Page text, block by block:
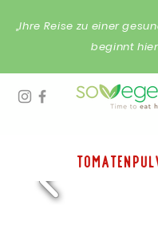
„Ihre Reise zu einer
beginnt